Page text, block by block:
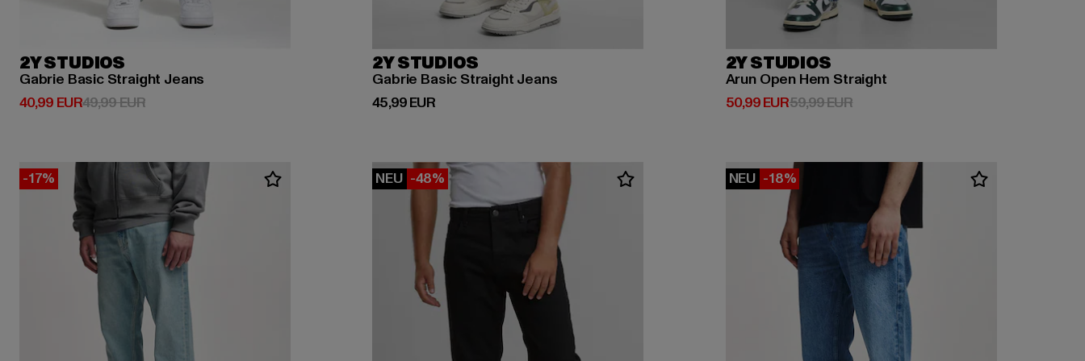
2Y STUDIOS
Gabrie Basic Straight Jeans
40,99 EUR
Derzeitiger Preis: 40,99 EUR
49,99 EURAktionspreis: 49,99 EUR
2Y STUDIOS
Gabrie Basic Straight Jeans
45,99 EUR
Derzeitiger Preis: 45,99 EUR
2Y STUDIOS
Arun Open Hem Straight
50,99 EUR
Derzeitiger Preis: 50,99 EUR
59,99 EURAktionspreis: 59,99 EUR
-17% NEU -48% NEU -18%